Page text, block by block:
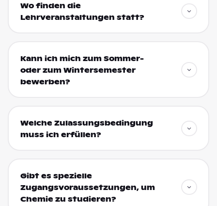
Wo finden die
Lehrveranstaltungen statt?
Kann ich mich zum Sommer-
oder zum Wintersemester
bewerben?
Welche Zulassungsbedingung
muss ich erfüllen?
Gibt es spezielle
Zugangsvoraussetzungen, um
Chemie zu studieren?